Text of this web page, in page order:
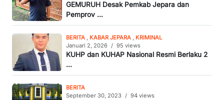
GEMURUH Desak Pemkab Jepara dan
Pemprov ...
BERITA , KABAR JEPARA , KRIMINAL
Januari 2, 2026 / 95 views
KUHP dan KUHAP Nasional Resmi Berlaku 2
...
BERITA
September 30, 2023 / 94 views